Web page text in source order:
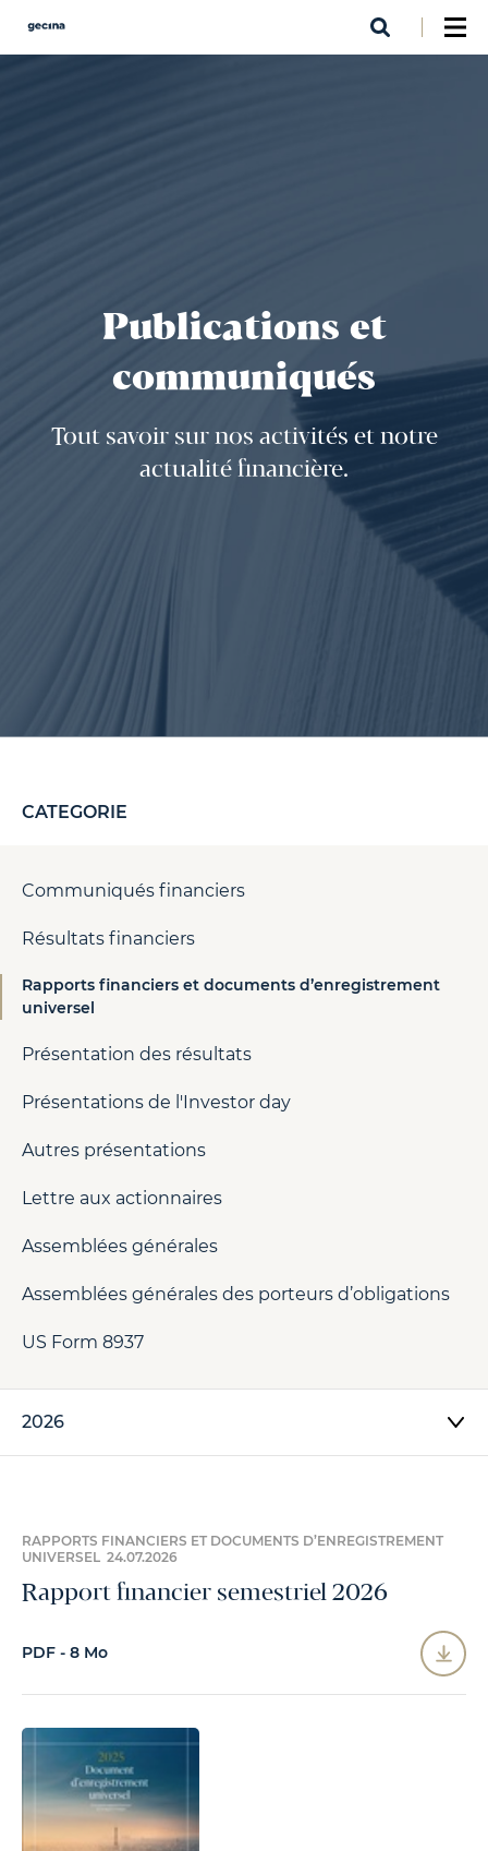
contenu
Publications et
communiqués
Tout savoir sur nos activités et notre
actualité financière.
CATEGORIE
Communiqués financiers
Résultats financiers
Rapports financiers et documents d’enregistrement
universel
Présentation des résultats
Présentations de l'Investor day
Autres présentations
Lettre aux actionnaires
Assemblées générales
Assemblées générales des porteurs d’obligations
US Form 8937
RAPPORTS FINANCIERS ET DOCUMENTS D’ENREGISTREMENT
UNIVERSEL 24.07.2026
Rapport financier semestriel 2026
PDF - 8 Mo